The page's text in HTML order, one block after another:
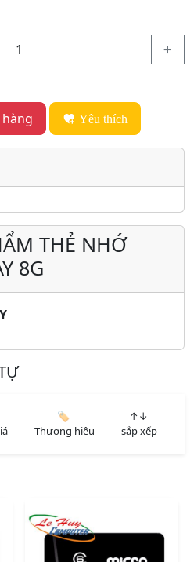
Yêu thích
THẺ NHỚ
8G
🏷️
Thương hiệu
↑↓
sắp xếp